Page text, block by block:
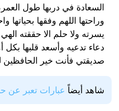
السعادة في دربها طول
وراحتها اللهم وفقها بحياتها
يسرته ولا حلم الا حققته
دعاء تدعيه وأسعد قلبها
صديقتي فأنت خير الحافظين
شاهد أيضاً عبارات تعبر عن